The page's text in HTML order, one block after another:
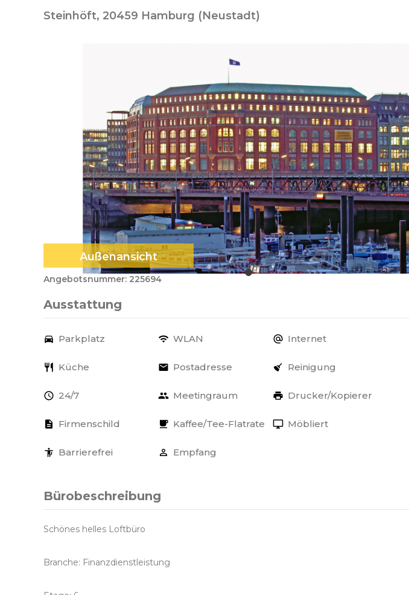
Steinhöft, 20459 Hamburg (Neustadt)
Außenansicht
Angebotsnummer: 225694
Ausstattung
Parkplatz WLAN Internet
Küche Postadresse Reinigung
24/7 Meetingraum Drucker/Kopierer
Firmenschild Kaffee/Tee-Flatrate Möbliert
Barrierefrei Empfang
Bürobeschreibung
Schönes helles Loftbüro
Branche: Finanzdienstleistung